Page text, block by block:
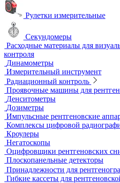
Визуальный и измерительный
ВИК
Видеоэндоскопы
Высокоскоростные камеры
Измерители шероховатости
Испытательные
Лупы
Микроскопы
Образцы шероховатости
Принадлежности для
контроля
Рулетки измерительные
Секундомеры
Расходные материалы для
контроля
Динамометры
Измерительный инструмент